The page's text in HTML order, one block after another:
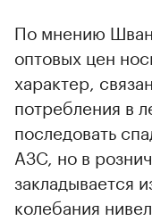
По мнению
оптовых цен
характер,
потребления в
последовать
АЗС, но в
закладывается
колебания